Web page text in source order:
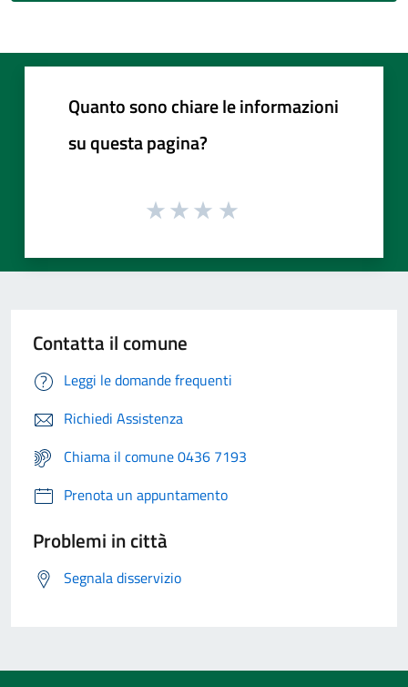
Quanto sono chiare le informazioni
su questa pagina?
Contatta il comune
Leggi le domande frequenti
Richiedi Assistenza
Chiama il comune 0436 7193
Prenota un appuntamento
Problemi in città
Segnala disservizio